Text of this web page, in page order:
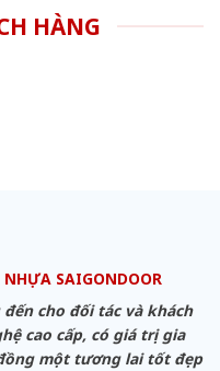
HÀNG
NHỰA SAIGONDOOR
đến cho đối tác và khách
cao cấp, có giá trị gia
một tương lai tốt đẹp